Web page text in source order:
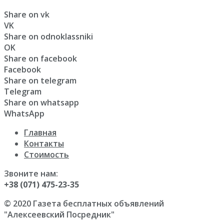
Share on vk
VK
Share on odnoklassniki
OK
Share on facebook
Facebook
Share on telegram
Telegram
Share on whatsapp
WhatsApp
Главная
Контакты
Стоимость
Звоните нам:
+38 (071) 475-23-35
© 2020 Газета бесплатных объявлений
"Алексеевский Посредник"